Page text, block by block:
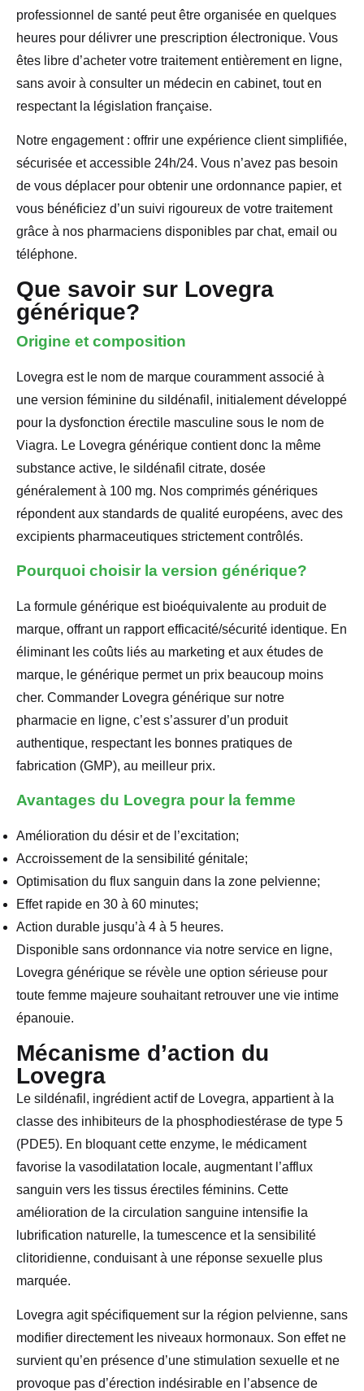
professionnel de santé peut être organisée en quelques
heures pour délivrer une prescription électronique. Vous
êtes libre d’acheter votre traitement entièrement en ligne,
sans avoir à consulter un médecin en cabinet, tout en
respectant la législation française.
Notre engagement : offrir une expérience client simplifiée,
sécurisée et accessible 24h/24. Vous n’avez pas besoin
de vous déplacer pour obtenir une ordonnance papier, et
vous bénéficiez d’un suivi rigoureux de votre traitement
grâce à nos pharmaciens disponibles par chat, email ou
téléphone.
Que savoir sur Lovegra
générique?
Origine et composition
Lovegra est le nom de marque couramment associé à
une version féminine du sildénafil, initialement développé
pour la dysfonction érectile masculine sous le nom de
Viagra. Le Lovegra générique contient donc la même
substance active, le sildénafil citrate, dosée
généralement à 100 mg. Nos comprimés génériques
répondent aux standards de qualité européens, avec des
excipients pharmaceutiques strictement contrôlés.
Pourquoi choisir la version générique?
La formule générique est bioéquivalente au produit de
marque, offrant un rapport efficacité/sécurité identique. En
éliminant les coûts liés au marketing et aux études de
marque, le générique permet un prix beaucoup moins
cher. Commander Lovegra générique sur notre
pharmacie en ligne, c’est s’assurer d’un produit
authentique, respectant les bonnes pratiques de
fabrication (GMP), au meilleur prix.
Avantages du Lovegra pour la femme
Amélioration du désir et de l’excitation;
Accroissement de la sensibilité génitale;
Optimisation du flux sanguin dans la zone pelvienne;
Effet rapide en 30 à 60 minutes;
Action durable jusqu’à 4 à 5 heures.
Disponible sans ordonnance via notre service en ligne,
Lovegra générique se révèle une option sérieuse pour
toute femme majeure souhaitant retrouver une vie intime
épanouie.
Mécanisme d’action du
Lovegra
Le sildénafil, ingrédient actif de Lovegra, appartient à la
classe des inhibiteurs de la phosphodiestérase de type 5
(PDE5). En bloquant cette enzyme, le médicament
favorise la vasodilatation locale, augmentant l’afflux
sanguin vers les tissus érectiles féminins. Cette
amélioration de la circulation sanguine intensifie la
lubrification naturelle, la tumescence et la sensibilité
clitoridienne, conduisant à une réponse sexuelle plus
marquée.
Lovegra agit spécifiquement sur la région pelvienne, sans
modifier directement les niveaux hormonaux. Son effet ne
survient qu’en présence d’une stimulation sexuelle et ne
provoque pas d’érection indésirable en l’absence de